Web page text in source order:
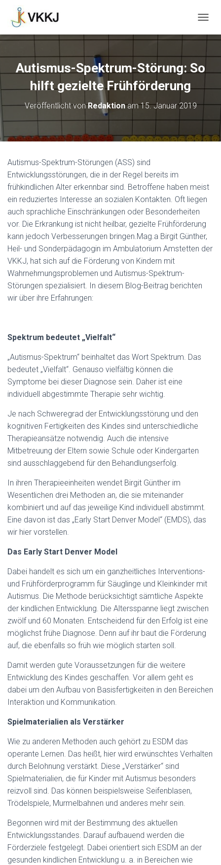
A
A
I
U
S
T
N
Autismus-Spektrum-Störung: So
hilft gezielte Frühförderung
Veröffentlicht vonRedaktionam15. Januar 2019
Autismus-Spektrum-Störungen (ASS) sind
Entwicklungsstörungen, die in der Regel bereits im
frühkindlichen Alter erkennbar sind. Betroffene haben meist
ein reduziertes Interesse an sozialen Kontakten. Oft liegen
auch sprachliche Einschränkungen oder Besonderheiten
vor. Die Erkrankung ist nicht heilbar, gezielte Frühförderung
kann jedoch Verbesserungen bringen.Mag.a Birgit Günther,
Heil- und Sonderpädagogin im Ambulatorium Amstetten der
VKKJ, hat sich auf die Förderung von Kindern mit
Wahrnehmungsproblemen und Autismus-Spektrum-
Störungen spezialisiert. In diesem Blog-Beitrag berichten
wir über ihre Erfahrungen:
Spektrum bedeutet „Vielfalt“
„Autismus-Spektrum“ beinhaltet das Wort Spektrum. Das
bedeutet „Vielfalt“. Genauso vielfältig können die
Symptome bei dieser Diagnose sein. Daher ist eine
individuell abgestimmte Therapie sehr wichtig.
Je nach Schweregrad der Entwicklungsstörung und den
kognitiven Fertigkeiten des Kindes sind unterschiedliche
Therapieansätze notwendig. Auch die intensive
Mitbetreuung der Eltern sowie Schule oder Kindergarten
sind ausschlaggebend für den Behandlungserfolg.
In ihren Therapieeinheiten wendet Birgit Günther im
Wesentlichen drei Methoden an, die sie miteinander
kombiniert und auf das jeweilige Kind individuell abstimmt.
Eine davon ist das „Early Start Denver Model“ (EMDS), das
wir hier vorstellen.
Das Early Start Denver Model
Dabei handelt es sich um ein ganzheitliches Interventions-
und Frühförderprogramm für Säuglinge und Kleinkinder mit
Autismus. Die Methode berücksichtigt sämtliche Aspekte
der kindlichen Entwicklung. Die Altersspanne liegt zwischen
zwölf und 60 Monaten. Entscheidend für den Erfolg ist eine
möglichst frühe Diagnose. Denn auf ihr baut die Förderung
auf, die ebenfalls so früh wie möglich starten soll.
Damit werden gute Voraussetzungen für die weitere
Entwicklung des Kindes geschaffen. Vor allem geht es
dabei um den Aufbau von Basisfertigkeiten in den Bereichen
Interaktion und Kommunikation.
Spielmaterialien als Verstärker
Wie zu anderen Methoden auch gehört zu ESDM das
operante Lernen. Das heißt, hier wird erwünschtes Verhalten
durch Belohnung verstärkt. Diese „Verstärker“ sind
Spielmaterialien, die für Kinder mit Autismus besonders
reizvoll sind. Das können beispielsweise Seifenblasen,
Trödelspiele, Murmelbahnen und anderes mehr sein.
Begonnen wird mit der Bestimmung des aktuellen
Entwicklungsstandes. Darauf aufbauend werden die
Förderziele festgelegt. Dabei orientiert sich ESDM an der
gesunden kindlichen Entwicklung u. a. in Bereichen wie